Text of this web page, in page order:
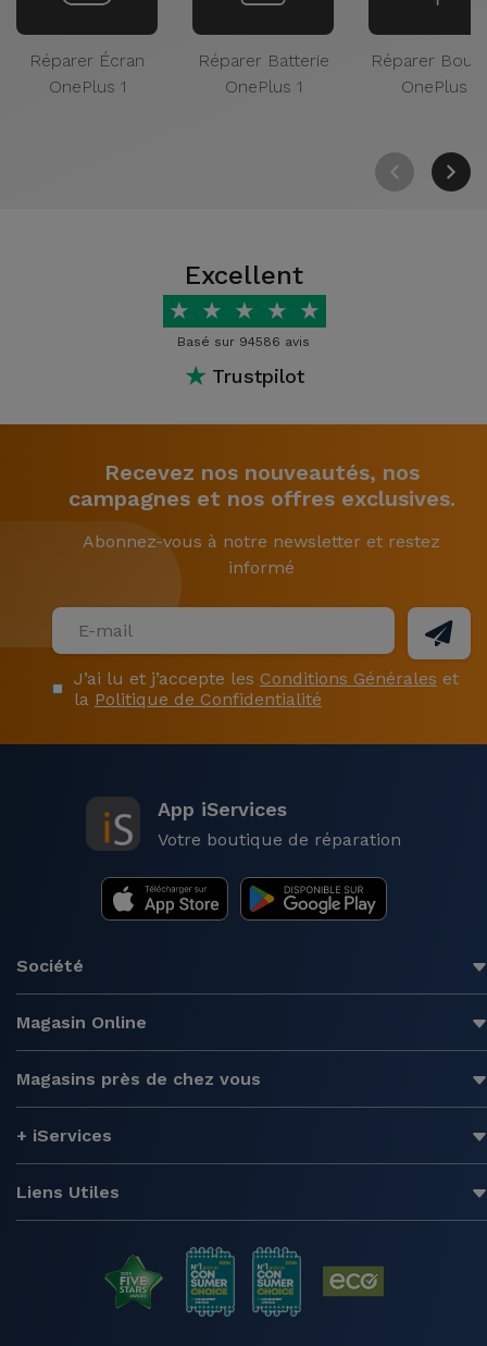
Réparer Écran
OnePlus 1
Réparer Batterie
OnePlus 1
Réparer
OnePlus 1
Excellent
★ ★ ★ ★ ★
Basé sur 94586 avis
★ Trustpilot
Recevez nos nouveautés, nos
campagnes et nos offres exclusives.
Abonnez-vous à notre newsletter et restez
informé
J’ai lu et j’accepte les Conditions Générales et
la Politique de Confidentialité
App iServices
Votre boutique de réparation
Société
Magasin Online
Magasins près de chez vous
+ iServices
Liens Utiles